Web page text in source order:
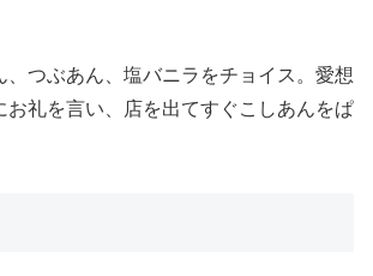
、つぶあん、塩バニラをチョイス。愛想
お礼を言い、店を出てすぐこしあんをぱ